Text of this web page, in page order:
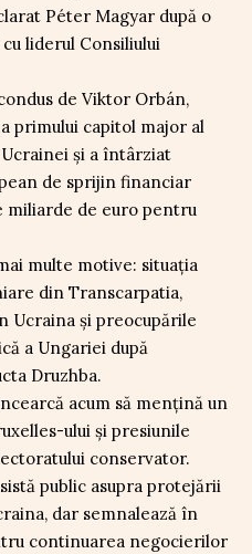
Péter Magyar după o
liderul Consiliului
de Viktor Orbán,
primului capitol major al
și a întârziat
de sprijin financiar
miliarde de euro pentru
multe motive: situația
din Transcarpatia,
Ucraina și preocupările
a Ungariei după
Druzhba.
acum să mențină un
ului și presiunile
conservator.
public asupra protejării
dar semnalează în
continuarea negocierilor